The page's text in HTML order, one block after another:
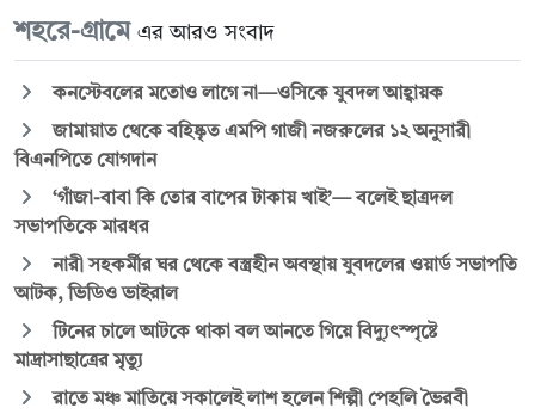
শহরে-গ্রামে এর আরও সংবাদ
কনস্টেবলের মতোও লাগে না—ওসিকে যুবদল আহ্বায়ক
জামায়াত থেকে বহিষ্কৃত এমপি গাজী নজরুলের ১২ অনুসারী
বিএনপিতে যোগদান
‘গাঁজা-বাবা কি তোর বাপের টাকায় খাই’— বলেই ছাত্রদল
সভাপতিকে মারধর
নারী সহকর্মীর ঘর থেকে বস্ত্রহীন অবস্থায় যুবদলের ওয়ার্ড সভাপতি
আটক, ভিডিও ভাইরাল
টিনের চালে আটকে থাকা বল আনতে গিয়ে বিদ্যুৎস্পৃষ্টে
মাদ্রাসাছাত্রের মৃত্যু
রাতে মঞ্চ মাতিয়ে সকালেই লাশ হলেন শিল্পী পেহলি ভৈরবী